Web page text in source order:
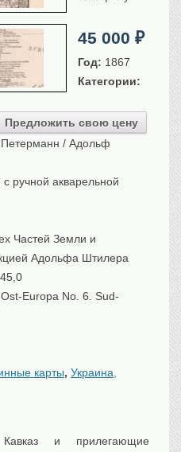
45 000₽
Предложить свою цену
Год: 1867
Петерманн / Адольф
ручной акварельной
Частей Земли и
Адольфа Штилера
Ost-Europa No. 6. Sud-
Категории:
карты, Украина,
и прилегающие